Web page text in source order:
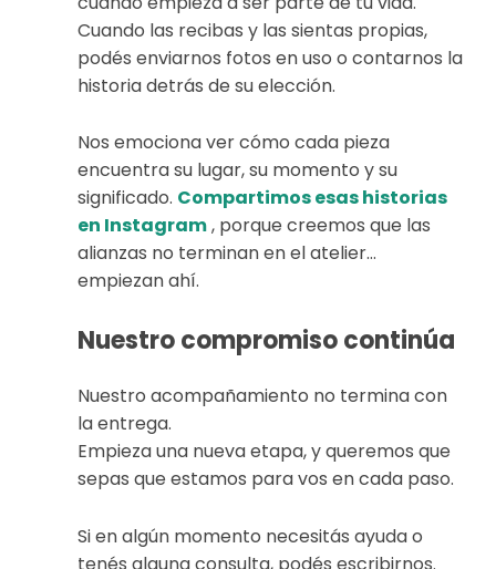
Cuando las recibas y las sientas propias,
podés enviarnos fotos en uso o contarnos la
historia detrás de su elección.
Nos emociona ver cómo cada pieza
encuentra su lugar, su momento y su
significado. Compartimos esas historias
en Instagram, porque creemos que las
alianzas no terminan en el atelier…
empiezan ahí.
Nuestro compromiso continúa
Nuestro acompañamiento no termina con
la entrega.
Empieza una nueva etapa, y queremos que
sepas que estamos para vos en cada paso.
Si en algún momento necesitás ayuda o
tenés alguna consulta, podés escribirnos.